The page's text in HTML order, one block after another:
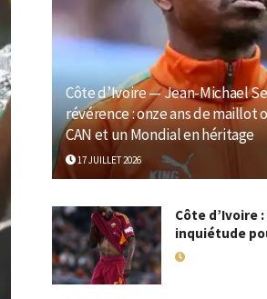
Côte d’Ivoire — Jean-Michael
révérence : onze ans de maillot
CAN et un Mondial en héritage
17 JUILLET 2026
Côte d’Ivoire
inquiétude